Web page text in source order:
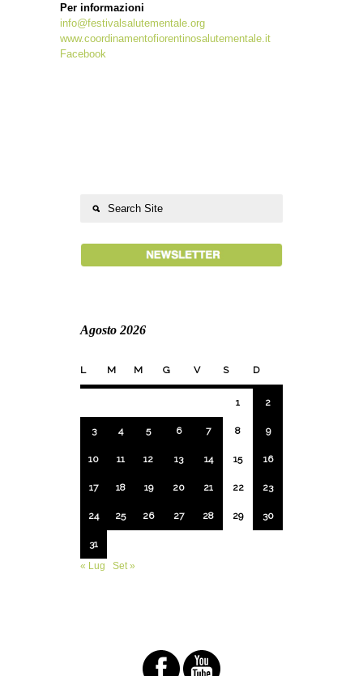
Per informazioni
info@festivalsalutementale.org
www.coordinamentofiorentinosalutementale.it
Facebook
Agosto 2026
L M M G V S D
1 2
3 4 5 6 7 8 9
10 11 12 13 14 15 16
17 18 19 20 21 22 23
24 25 26 27 28 29 30
31
« Lug
Set »